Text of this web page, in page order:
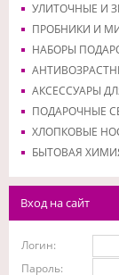
УЛИТОЧНЫЕ И
ПРОБНИКИ И
НАБОРЫ
АКСЕССУАРЫ
ПОДАРОЧНЫЕ
ХЛОПКОВЫЕ
БЫТОВАЯ
Вход на сайт
Логин:
Пароль: